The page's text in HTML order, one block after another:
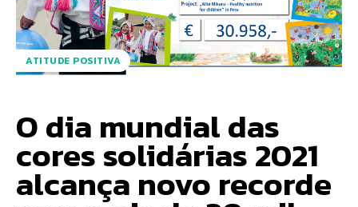
ATITUDE POSITIVA
O dia mundial das
cores solidárias 2021
alcança novo recorde